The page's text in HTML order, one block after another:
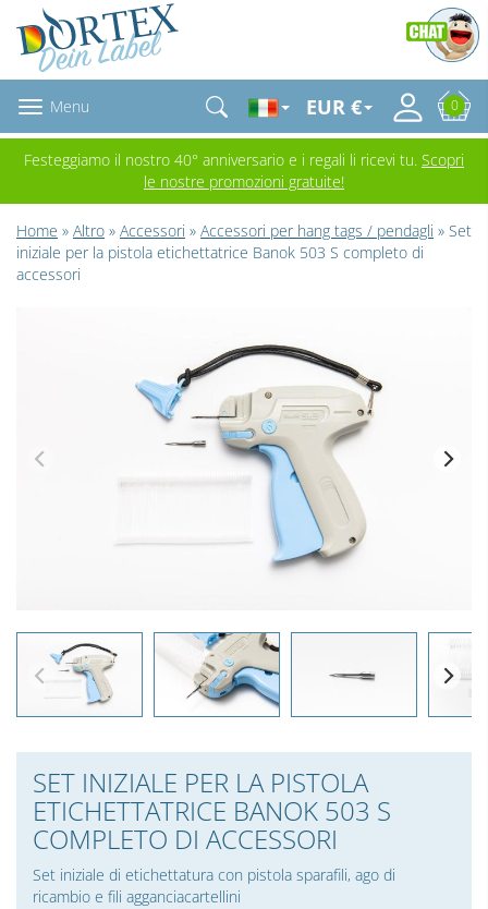
Menu EUR € 0
Festeggiamo il nostro 40° anniversario e i regali li ricevi tu. Scopri
le nostre promozioni gratuite!
Home » Altro » Accessori » Accessori per hang tags / pendagli » Set
iniziale per la pistola etichettatrice Banok 503 S completo di
accessori
SET INIZIALE PER LA PISTOLA
ETICHETTATRICE BANOK 503 S
COMPLETO DI ACCESSORI
Set iniziale di etichettatura con pistola sparafili, ago di
ricambio e fili agganciacartellini